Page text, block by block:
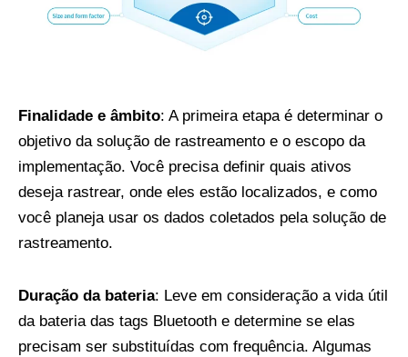
Finalidade e âmbito: A primeira etapa é determinar o
objetivo da solução de rastreamento e o escopo da
implementação. Você precisa definir quais ativos
deseja rastrear, onde eles estão localizados, e como
você planeja usar os dados coletados pela solução de
rastreamento.
Duração da bateria: Leve em consideração a vida útil
da bateria das tags Bluetooth e determine se elas
precisam ser substituídas com frequência. Algumas